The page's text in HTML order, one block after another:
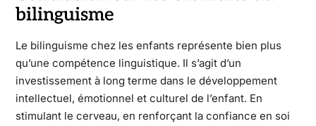
bilinguisme
Le bilinguisme chez les enfants représente bien plus
qu’une compétence linguistique. Il s’agit d’un
investissement à long terme dans le développement
intellectuel, émotionnel et culturel de l’enfant. En
stimulant le cerveau, en renforçant la confiance en soi